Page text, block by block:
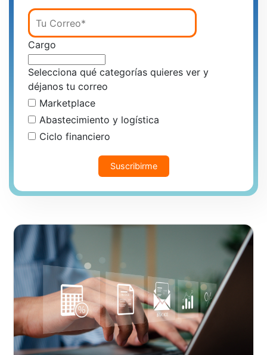
Cargo
Selecciona qué categorías quieres ver y
déjanos tu correo
Marketplace
Abastecimiento y logística
Ciclo financiero